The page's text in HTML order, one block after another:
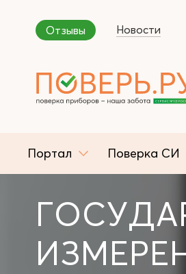
Отзывы Новости
Портал Поверка СИ